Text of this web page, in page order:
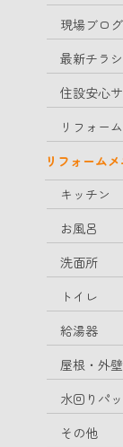
現場ブログ
最新チラシ
住設安心
リフォー
リフォーム
キッチン
お風呂
洗面所
トイレ
給湯器
屋根・外壁
水回りパ
その他